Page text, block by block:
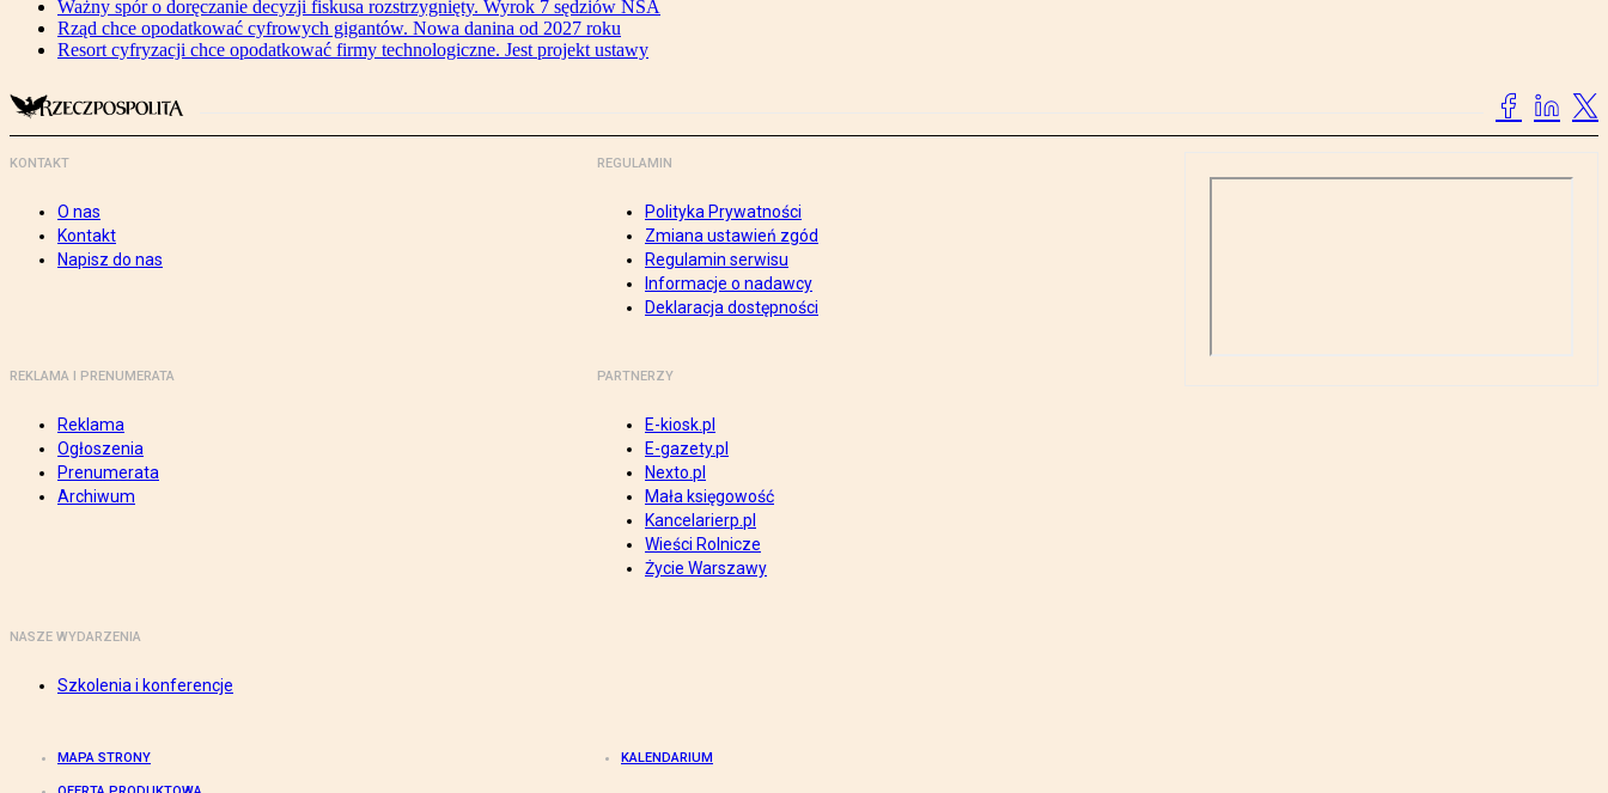
Ważny spór o doręczanie decyzji fiskusa rozstrzygnięty. Wyrok 7 sędziów NSA
Rząd chce opodatkować cyfrowych gigantów. Nowa danina od 2027 roku
Resort cyfryzacji chce opodatkować firmy technologiczne. Jest projekt ustawy
KONTAKT
O nas
Kontakt
Napisz do nas
REGULAMIN
Polityka Prywatności
Zmiana ustawień zgód
Regulamin serwisu
Informacje o nadawcy
Deklaracja dostępności
REKLAMA I PRENUMERATA
Reklama
Ogłoszenia
Prenumerata
Archiwum
PARTNERZY
E-kiosk.pl
E-gazety.pl
Nexto.pl
Mała księgowość
Kancelarierp.pl
Wieści Rolnicze
Życie Warszawy
NASZE WYDARZENIA
Szkolenia i konferencje
MAPA STRONY KALENDARIUM